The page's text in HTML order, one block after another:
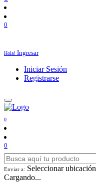
0
Hola! Ingresar
Iniciar Sesión
Registrarse
0
0
Enviar a: Seleccionar ubicación
Cargando...